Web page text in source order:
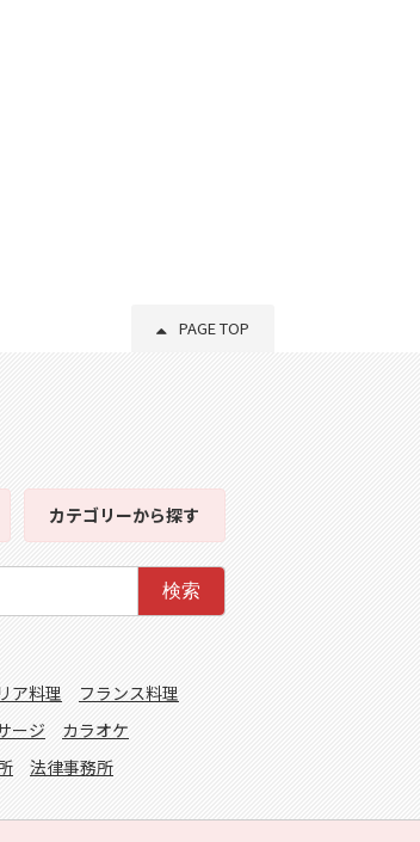
PAGE TOP
カテゴリーから探す
検索
ア料理
フランス料理
ージ
カラオケ
法律事務所